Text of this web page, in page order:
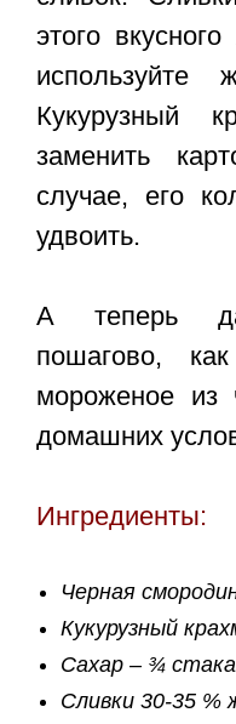
этого вкусного
используйте
Кукурузный
заменить
случае, его
удвоить.
А теперь
пошагово,
мороженое из
домашних
Ингредиенты:
Черная
Кукурузный
Сахар – ¾
Сливки 30-35 %